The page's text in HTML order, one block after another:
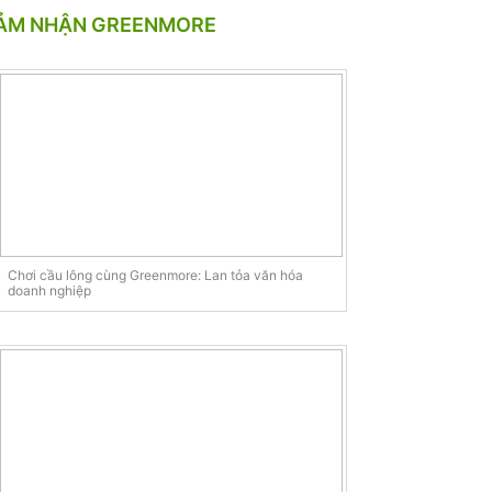
NHẬN GREENMORE
Chơi cầu lông cùng Greenmore: Lan tỏa văn hóa
doanh nghiệp